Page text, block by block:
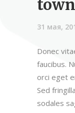
31 мая,
Donec
faucibus.
orci eget
Sed
sodales